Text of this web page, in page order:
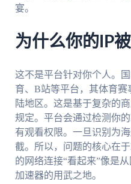
宴。
为什么你的IP
这不是平台针对你个人。
育、B站等平台，其体育
陆地区。这是基于复杂的
规定。平台会通过检测你
有观看权限。一旦识别为
截。所以，问题的核心在
的网络连接“看起来”像是
加速器的用武之地。